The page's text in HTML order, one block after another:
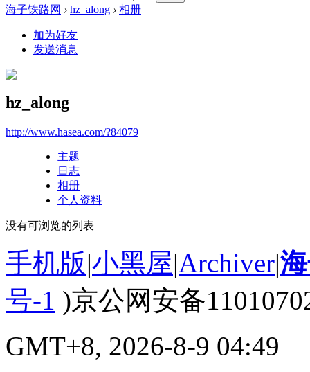
海子铁路网 › hz_along › 相册
加为好友
发送消息
hz_along
http://www.hasea.com/?84079
主题
日志
相册
个人资料
没有可浏览的列表
手机版|小黑屋|Archiver|
号-1 )京公网安备
GMT+8, 2026-8-9 04:49